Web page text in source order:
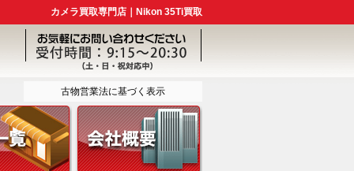
カメラ買取専門店｜Nikon 35Ti買取
古物営業法に基づく表示